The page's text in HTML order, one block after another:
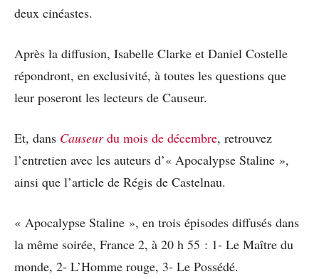
deux cinéastes.
Après la diffusion, Isabelle Clarke et Daniel Costelle
répondront, en exclusivité, à toutes les questions que
leur poseront les lecteurs de Causeur.
Et, dans Causeurdu mois de décembre, retrouvez
l’entretien avec les auteurs d’« Apocalypse Staline »,
ainsi que l’article de Régis de Castelnau.
« Apocalypse Staline », en trois épisodes diffusés dans
la même soirée, France 2, à 20 h 55 : 1- Le Maître du
monde, 2- L’Homme rouge, 3- Le Possédé.